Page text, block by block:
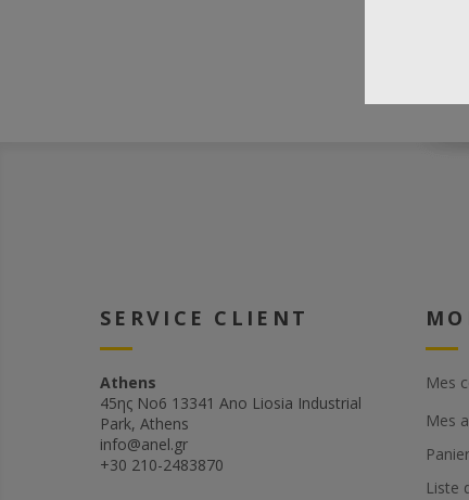
SERVICE CLIENT
Athens
45ης Νο6 13341 Ano Liosia Industrial
Park, Athens
info@anel.gr
+30 210-2483870
Mes
Mes
Panier
Liste